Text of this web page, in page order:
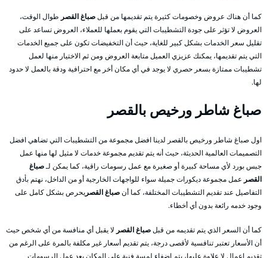
كما أن هناك عروض وخصومات كثيرة يتم تقديمها من قبلصباغ القصر طوال الوقت،
العروض لا تؤثر على جودة التشطيبات التي يقوم بعملها للعملاء، العروض تساعد على
تقليل سعر الخدمات بشكل كبير للغاية، حيث أن التخفيضات تكون على جميع الخدمات
التي يتم تقديمها، يمكنك عزيزي العميل متابعة العروض ومن ثم الاختيار منها لعمل
تشطيبات ممتازة بسعر حصري لا يوجد في أي مكان أخر مع احترافية ودقة بالعمل لا حدود
لها.
صباغ شاطر ورخيص بالقصر
اول صباغ شاطر ورخيص بالقصر لدينا افضل مجموعة من التشطيبات التي تضاهي افضل
التصميمات العالمية الحديثة، حيث أنه يتم تقديم مجموعة خدمات لا مثيل لها منها عمل
جبس بورد لأي مساحة كبيرة أو صغيرة مع عمل رسومات راقية، كما يمكن لـصباغ
القصر عمل مجموعة ديكورات جميلة سواء للواجهات الخارجية أو من الداخل، نهتم بأدق
التفاصيل عند تقديم التشطيبات المختلفة، كما أنصباغ القصريحرص بشكل كامل على
وجود خدمه رائعة بدون أي أخطاء.
كما أن السعر الذي يتم تقديمه من قبلصباغ القصر لا يقبل أي منافسة من أي شخص حيث
أن الأسعار تعتبر تنافسية لأقصى درجة، يتم تقديم أسعار غير مكلفة بالمرة على الرغم من
تقديم اعمال لا علاوة عليها، يتم إضفاء لمسة فنية على المكان بعد عمل الرسومات